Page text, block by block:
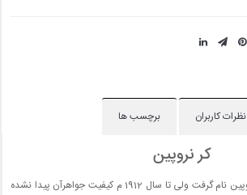
نظرات کاربران برچسب ها
کر نروپین
با اینکه در سل 1884 م کرنوپین نام گرفت ولی تا سال 1912 م کیفیت جواهرآن پیدا نشده